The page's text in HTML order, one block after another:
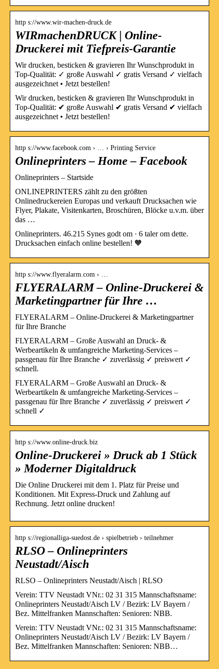
http s://www.wir-machen-druck.de
WIRmachenDRUCK | Online-
Druckerei mit Tiefpreis-Garantie
Wir drucken, besticken & gravieren Ihr Wunschprodukt in
Top-Qualität: ✓ große Auswahl ✓ gratis Versand ✓ vielfach
ausgezeichnet • Jetzt bestellen!
Wir drucken, besticken & gravieren Ihr Wunschprodukt in
Top-Qualität: ✔ große Auswahl ✔ gratis Versand ✔ vielfach
ausgezeichnet • Jetzt bestellen!
http s://www.facebook.com › … › Printing Service
Onlineprinters – Home – Facebook
Onlineprinters – Startside
ONLINEPRINTERS zählt zu den größten
Onlinedruckereien Europas und verkauft Drucksachen wie
Flyer, Plakate, Visitenkarten, Broschüren, Blöcke u.v.m. über
das …
Onlineprinters. 46.215 Synes godt om · 6 taler om dette.
Drucksachen einfach online bestellen! 🧡
http s://www.flyeralarm.com › …
FLYERALARM – Online-Druckerei &
Marketingpartner für Ihre …
FLYERALARM – Online-Druckerei & Marketingpartner
für Ihre Branche
FLYERALARM – Große Auswahl an Druck- &
Werbeartikeln & umfangreiche Marketing-Services –
passgenau für Ihre Branche ✓ zuverlässig ✓ preiswert ✓
schnell.
FLYERALARM – Große Auswahl an Druck- &
Werbeartikeln & umfangreiche Marketing-Services –
passgenau für Ihre Branche ✓ zuverlässig ✓ preiswert ✓
schnell ✓
http s://www.online-druck.biz
Online-Druckerei » Druck ab 1 Stück
» Moderner Digitaldruck
Die Online Druckerei mit dem 1. Platz für Preise und
Konditionen. Mit Express-Druck und Zahlung auf
Rechnung. Jetzt online drucken!
http s://regionalliga-suedost.de › spielbetrieb › teilnehmer
RLSO – Onlineprinters
Neustadt/Aisch
RLSO – Onlineprinters Neustadt/Aisch | RLSO
Verein: TTV Neustadt VNr.: 02 31 315 Mannschaftsname:
Onlineprinters Neustadt/Aisch LV / Bezirk: LV Bayern /
Bez. Mittelfranken Mannschaften: Senioren: NBB.
Verein: TTV Neustadt VNr.: 02 31 315 Mannschaftsname:
Onlineprinters Neustadt/Aisch LV / Bezirk: LV Bayern /
Bez. Mittelfranken Mannschaften: Senioren: NBB…